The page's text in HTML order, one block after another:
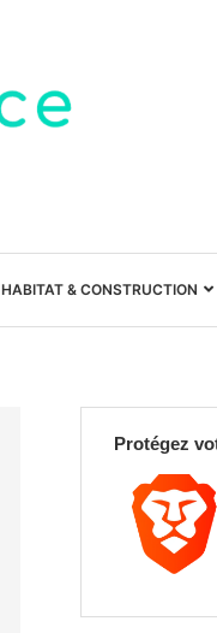
HABITAT & CONSTRUCTION
Protégez